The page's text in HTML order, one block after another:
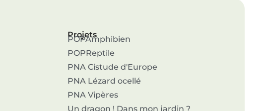
Projets
POPAmphibien
POPReptile
PNA Cistude d'Europe
PNA Lézard ocellé
PNA Vipères
Un dragon ! Dans mon jardin ?